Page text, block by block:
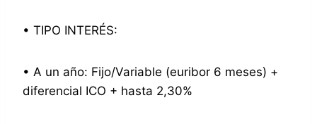
• TIPO INTERÉS:
• A un año: Fijo/Variable (euribor 6 meses) +
diferencial ICO + hasta 2,30%